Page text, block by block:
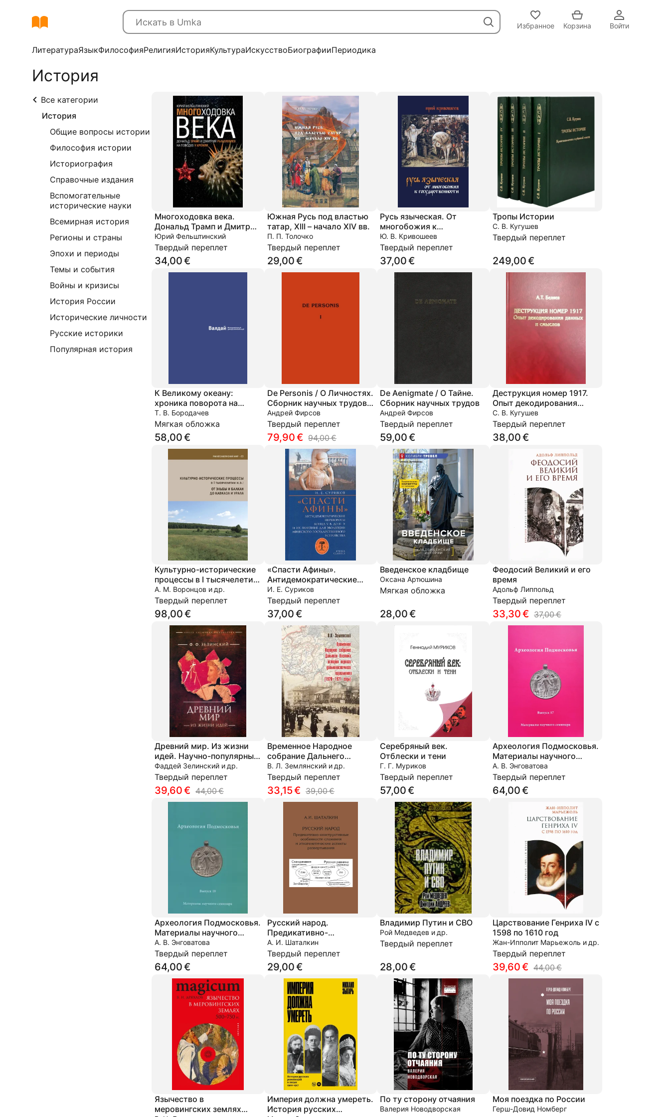
Избранное Корзина Войти
ЛитератураЯзыкФилософияРелигияИсторияКультураИскусствоБиографииПериодика
История
Все категории
История
Общие вопросы истории
Философия истории
Историография
Справочные издания
Вспомогательные
исторические науки
Всемирная история
Регионы и страны
Эпохи и периоды
Темы и события
Войны и кризисы
История России
Исторические личности
Русские историки
Популярная история
Многоходовка века.
Дональд Трамп и Дмитрий
Рыболовлев на поводке у
Кремля
Юрий Фельштинский
Твердый переплет
34,00 €
Южная Русь под властью
татар, XIII – начало XIV вв.
П. П. Толочко
Твердый переплет
29,00 €
Русь языческая. От
многобожия к
государственности
Ю. В. Кривошеев
Твердый переплет
37,00 €
Тропы Истории
С. В. Кугушев
Твердый переплет
249,00 €
К Великому океану:
хроника поворота на
Восток. Сборник
докладов Валдайского
клуба
Т. В. Бородачев
Мягкая обложка
58,00 €
De Personis / О Личностях.
Сборник научных трудов.
Том 1
Андрей Фирсов
Твердый переплет
79,90 € 94,00 €
De Aenigmate / О Тайне.
Сборник научных трудов
Андрей Фирсов
Твердый переплет
59,00 €
Деструкция номер 1917.
Опыт декодирования
данных и смыслов
С. В. Кугушев
Твердый переплет
38,00 €
Культурно-исторические
процессы в I тысячелетии
н. э. От Эльбы и Балкан до
Кавказа и Урала
А. М. Воронцов и др.
Твердый переплет
98,00 €
«Спасти Афины».
Антидемократические
перевороты конца V века
до нашей эры и их
значение для эволюции
афинского
государственного
устройства
И. Е. Суриков
Твердый переплет
37,00 €
Введенское кладбище
Оксана Артюшина
Мягкая обложка
28,00 €
Феодосий Великий и его
время
Адольф Липпольд
Твердый переплет
33,30 € 37,00 €
Древний мир. Из жизни
идей. Научно-популярные
статьи. Дополнительный
том
Фаддей Зелинский и др.
Твердый переплет
39,60 € 44,00 €
Временное Народное
собрание Дальнего
Востока. История первого
дальневосточного
парламента (1920–1921
годы)
В. Л. Землянский и др.
Твердый переплет
33,15 € 39,00 €
Серебряный век.
Отблески и тени
Г. Г. Муриков
Твердый переплет
57,00 €
Археология Подмосковья.
Материалы научного
семинара. Выпуск 17
А. В. Энговатова
Твердый переплет
64,00 €
Археология Подмосковья.
Материалы научного
семинара. Выпуск 18
А. В. Энговатова
Твердый переплет
64,00 €
Русский народ.
Предикативно-
конструктивные
особенности сложения и
этногенетические аспекты
развертывания
А. И. Шаталкин
Твердый переплет
29,00 €
Владимир Путин и СВО
Рой Медведев и др.
Твердый переплет
28,00 €
Царствование Генриха IV с
1598 по 1610 год
Жан-Ипполит Марьежоль и др.
Твердый переплет
39,60 € 44,00 €
Язычество в
меровингских землях
Империя должна умереть.
История русских
По ту сторону отчаяния
Валерия Новодворская
Моя поездка по России
Герш-Довид Номберг